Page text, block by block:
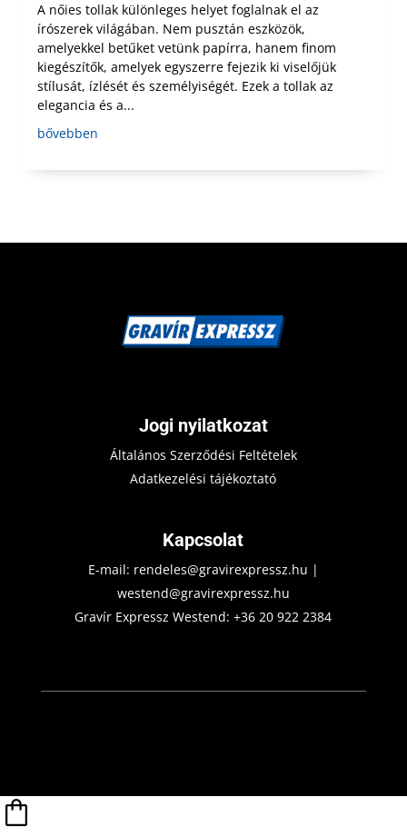
A nőies tollak különleges helyet foglalnak el az
írószerek világában. Nem pusztán eszközök,
amelyekkel betűket vetünk papírra, hanem finom
kiegészítők, amelyek egyszerre fejezik ki viselőjük
stílusát, ízlését és személyiségét. Ezek a tollak az
elegancia és a...
bővebben
Jogi nyilatkozat
Általános Szerződési Feltételek
Adatkezelési tájékoztató
Kapcsolat
E-mail: rendeles@gravirexpressz.hu |
westend@gravirexpressz.hu
Gravír Expressz Westend:+36 20 922 2384